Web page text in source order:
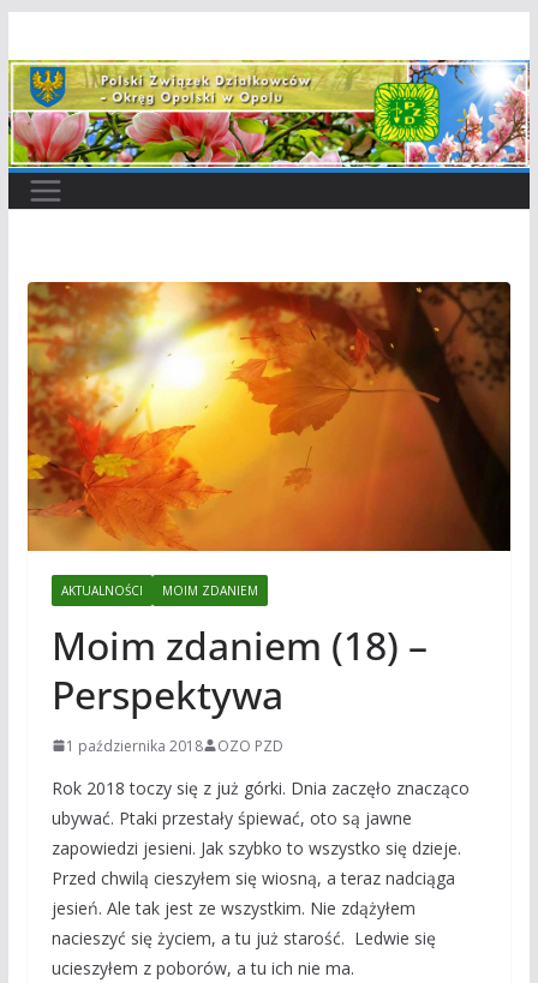
do
treści
AKTUALNOŚCI MOIM ZDANIEM
Moim zdaniem (18) –
Perspektywa
1 października 2018 OZO PZD
Rok 2018 toczy się z już górki. Dnia zaczęło znacząco
ubywać. Ptaki przestały śpiewać, oto są jawne
zapowiedzi jesieni. Jak szybko to wszystko się dzieje.
Przed chwilą cieszyłem się wiosną, a teraz nadciąga
jesień. Ale tak jest ze wszystkim. Nie zdążyłem
nacieszyć się życiem, a tu już starość. Ledwie się
ucieszyłem z poborów, a tu ich nie ma.